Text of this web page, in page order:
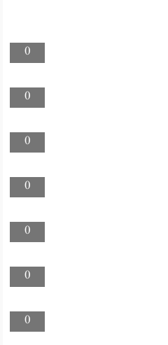
0
0
0
0
0
0
0